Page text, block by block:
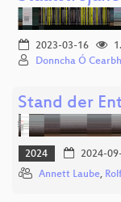
2023-03-16
Donncha Ó
Stand der
2024 2024-
Annett Laube,